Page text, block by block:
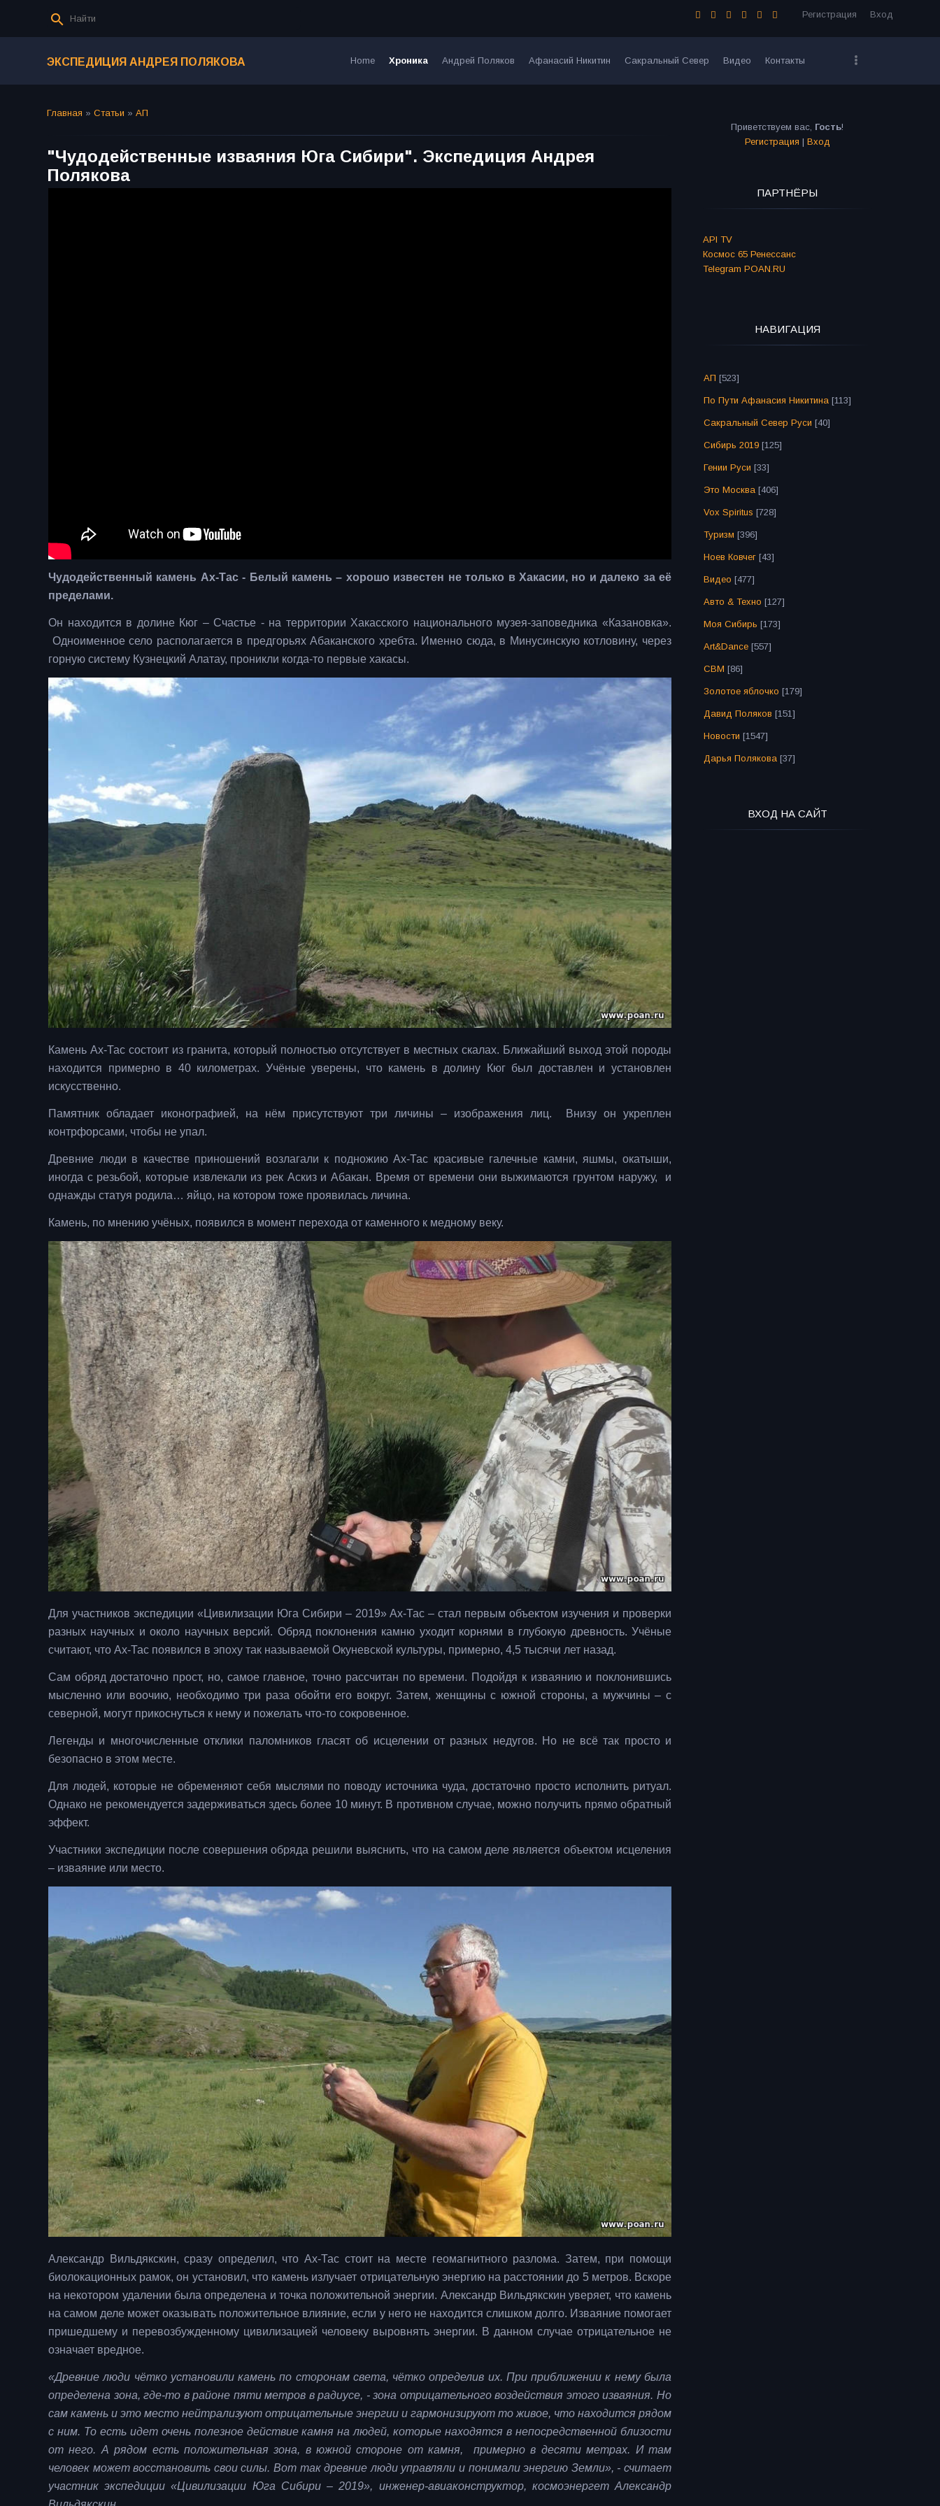
Регистрация Вход
ЭКСПЕДИЦИЯ АНДРЕЯ ПОЛЯКОВА Home Хроника Андрей Поляков Афанасий Никитин Сакральный Север Видео Контакты
Главная » Статьи » АП
"Чудодейственные изваяния Юга Сибири". Экспедиция Андрея
Полякова
Чудодейственный камень Ах-Тас - Белый камень – хорошо известен не только в Хакасии, но и далеко за её
пределами.
Он находится в долине Кюг – Счастье - на территории Хакасского национального музея-заповедника «Казановка».
Одноименное село располагается в предгорьях Абаканского хребта. Именно сюда, в Минусинскую котловину, через
горную систему Кузнецкий Алатау, проникли когда-то первые хакасы.
Камень Ах-Тас состоит из гранита, который полностью отсутствует в местных скалах. Ближайший выход этой породы
находится примерно в 40 километрах. Учёные уверены, что камень в долину Кюг был доставлен и установлен
искусственно.
Памятник обладает иконографией, на нём присутствуют три личины – изображения лиц. Внизу он укреплен
контрфорсами, чтобы не упал.
Древние люди в качестве приношений возлагали к подножию Ах-Тас красивые галечные камни, яшмы, окатыши,
иногда с резьбой, которые извлекали из рек Аскиз и Абакан. Время от времени они выжимаются грунтом наружу, и
однажды статуя родила… яйцо, на котором тоже проявилась личина.
Камень, по мнению учёных, появился в момент перехода от каменного к медному веку.
Для участников экспедиции «Цивилизации Юга Сибири – 2019» Ах-Тас – стал первым объектом изучения и проверки
разных научных и около научных версий. Обряд поклонения камню уходит корнями в глубокую древность. Учёные
считают, что Ах-Тас появился в эпоху так называемой Окуневской культуры, примерно, 4,5 тысячи лет назад.
Сам обряд достаточно прост, но, самое главное, точно рассчитан по времени. Подойдя к изваянию и поклонившись
мысленно или воочию, необходимо три раза обойти его вокруг. Затем, женщины с южной стороны, а мужчины – с
северной, могут прикоснуться к нему и пожелать что-то сокровенное.
Легенды и многочисленные отклики паломников гласят об исцелении от разных недугов. Но не всё так просто и
безопасно в этом месте.
Для людей, которые не обременяют себя мыслями по поводу источника чуда, достаточно просто исполнить ритуал.
Однако не рекомендуется задерживаться здесь более 10 минут. В противном случае, можно получить прямо обратный
эффект.
Участники экспедиции после совершения обряда решили выяснить, что на самом деле является объектом исцеления
– изваяние или место.
Александр Вильдякскин, сразу определил, что Ах-Тас стоит на месте геомагнитного разлома. Затем, при помощи
биолокационных рамок, он установил, что камень излучает отрицательную энергию на расстоянии до 5 метров. Вскоре
на некотором удалении была определена и точка положительной энергии. Александр Вильдякскин уверяет, что камень
на самом деле может оказывать положительное влияние, если у него не находится слишком долго. Изваяние помогает
пришедшему и перевозбужденному цивилизацией человеку выровнять энергии. В данном случае отрицательное не
означает вредное.
«Древние люди чётко установили камень по сторонам света, чётко определив их. При приближении к нему была
определена зона, где-то в районе пяти метров в радиусе, - зона отрицательного воздействия этого изваяния. Но
сам камень и это место нейтрализуют отрицательные энергии и гармонизируют то живое, что находится рядом
с ним. То есть идет очень полезное действие камня на людей, которые находятся в непосредственной близости
от него. А рядом есть положительная зона, в южной стороне от камня, примерно в десяти метрах. И там
человек может восстановить свои силы. Вот так древние люди управляли и понимали энергию Земли», - считает
участник экспедиции «Цивилизации Юга Сибири – 2019», инженер-авиаконструктор, космоэнергет Александр
Приветствуем вас, Гость!
Регистрация | Вход
ПАРТНЁРЫ
API TV
Космос 65 Ренессанс
Telegram POAN.RU
НАВИГАЦИЯ
АП [523]
По Пути Афанасия Никитина [113]
Сакральный Север Руси [40]
Сибирь 2019 [125]
Гении Руси [33]
Это Москва [406]
Vox Spiritus [728]
Туризм [396]
Ноев Ковчег [43]
Видео [477]
Авто & Техно [127]
Моя Сибирь [173]
Art&Dance [557]
СВМ [86]
Золотое яблочко [179]
Давид Поляков [151]
Новости [1547]
Дарья Полякова [37]
ВХОД НА САЙТ